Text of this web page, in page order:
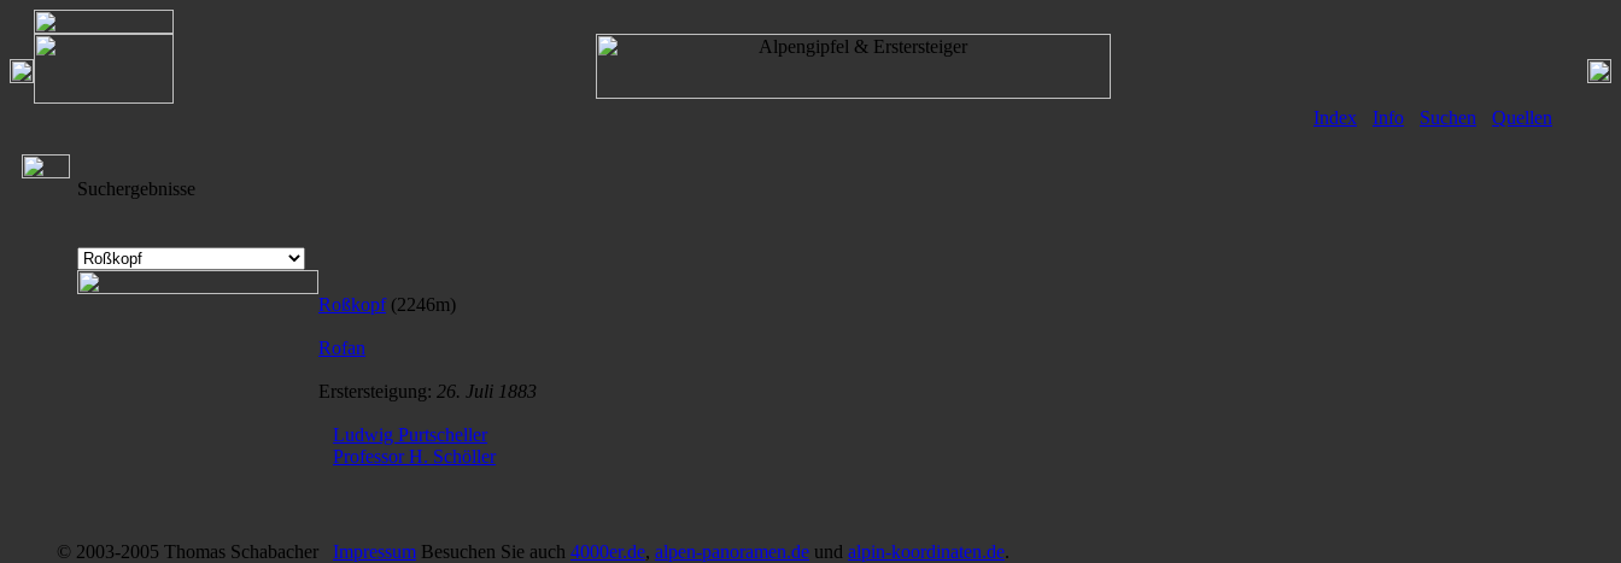
Index Info Suchen Quellen
Suchergebnisse
Roßkopf(2246m)
Rofan
Erstersteigung: 26. Juli 1883
Ludwig Purtscheller
Professor H. Schöller
© 2003-2005 Thomas Schabacher Impressum Besuchen Sie auch 4000er.de, alpen-panoramen.de und alpin-koordinaten.de.